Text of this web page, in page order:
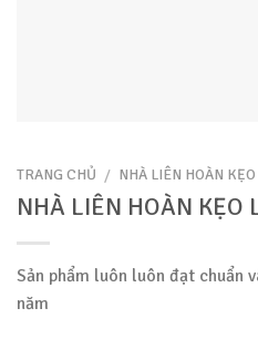
TRANG CHỦ / NHÀ LIÊN HOÀN
NHÀ LIÊN HOÀN KẸO
Sản phẩm luôn luôn đạt chuẩn
năm